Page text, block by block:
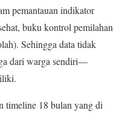
pemantauan indikator
buku kontrol pemilahan
Sehingga data tidak
dari warga sendiri—
timeline 18 bulan yang di